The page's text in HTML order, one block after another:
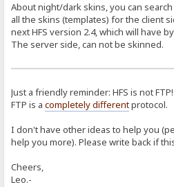
About night/dark skins, you can
all the skins (templates) for the client
next HFS version 2.4, which will have
The server side, can not be skinned.
Just a friendly reminder: HFS is not FTP!
FTP is acompletely differentprotocol.
I don't have other ideas to help you
help you more). Please write back if
Cheers,
Leo.-